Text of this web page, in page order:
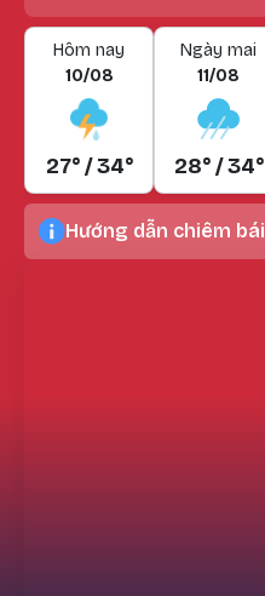
Hôm nay
10/08
27° / 34°
Ngày mai
11/08
28° / 34°
Hướng dẫn chiêm bái